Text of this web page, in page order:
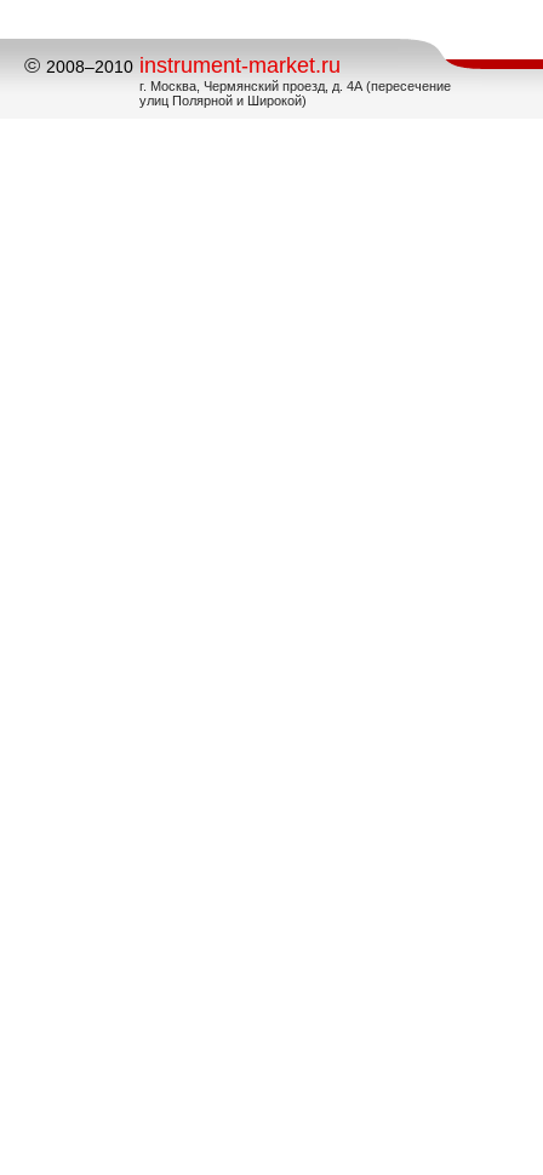
© 2008–2010 instrument-market.ru
г. Москва, Чермянский проезд, д. 4А (пересечение
улиц Полярной и Широкой)